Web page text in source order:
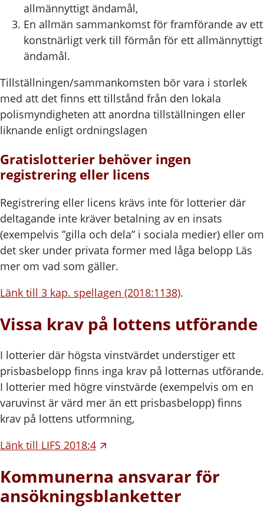
allmännyttigt ändamål,
En allmän sammankomst för framförande av ett
konstnärligt verk till förmån för ett allmännyttigt
ändamål.
Tillställningen/sammankomsten bör vara i storlek
med att det finns ett tillstånd från den lokala
polismyndigheten att anordna tillställningen eller
liknande enligt ordningslagen
Gratislotterier behöver ingen
registrering eller licens
Registrering eller licens krävs inte för lotterier där
deltagande inte kräver betalning av en insats
(exempelvis ”gilla och dela” i sociala medier) eller om
det sker under privata former med låga belopp Läs
mer om vad som gäller.
Länk till 3 kap. spellagen (2018:1138).
Vissa krav på lottens utförande
I lotterier där högsta vinstvärdet understiger ett
prisbasbelopp finns inga krav på lotternas utförande.
I lotterier med högre vinstvärde (exempelvis om en
varuvinst är värd mer än ett prisbasbelopp) finns
krav på lottens utformning,
Länk till LIFS 2018:4
Kommunerna ansvarar för
ansökningsblanketter